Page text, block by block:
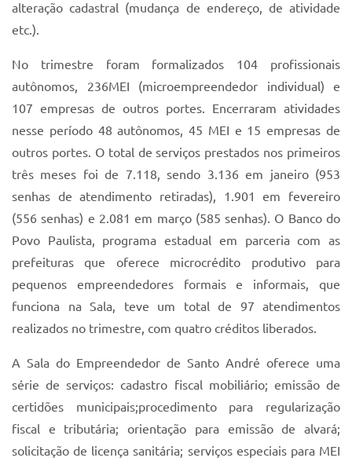
alteração cadastral (mudança de endereço, de atividade
etc.).
No trimestre foram formalizados 104 profissionais
autônomos, 236MEI (microempreendedor individual) e
107 empresas de outros portes. Encerraram atividades
nesse período 48 autônomos, 45 MEI e 15 empresas de
outros portes. O total de serviços prestados nos primeiros
três meses foi de 7.118, sendo 3.136 em janeiro (953
senhas de atendimento retiradas), 1.901 em fevereiro
(556 senhas) e 2.081 em março (585 senhas). O Banco do
Povo Paulista, programa estadual em parceria com as
prefeituras que oferece microcrédito produtivo para
pequenos empreendedores formais e informais, que
funciona na Sala, teve um total de 97 atendimentos
realizados no trimestre, com quatro créditos liberados.
A Sala do Empreendedor de Santo André oferece uma
série de serviços: cadastro fiscal mobiliário; emissão de
certidões municipais;procedimento para regularização
fiscal e tributária; orientação para emissão de alvará;
solicitação de licença sanitária; serviços especiais para MEI